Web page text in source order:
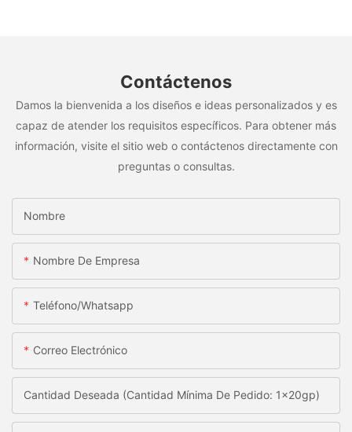
Contáctenos
Damos la bienvenida a los diseños e ideas personalizados y es
capaz de atender los requisitos específicos. Para obtener más
información, visite el sitio web o contáctenos directamente con
preguntas o consultas.
Nombre
Nombre De Empresa
Teléfono/whatsapp
Correo Electrónico
Cantidad Deseada (Cantidad Mínima De Pedido: 1x20gp)